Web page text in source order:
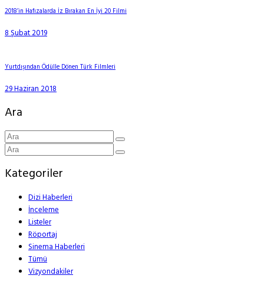
2018’in Hafızalarda İz Bırakan En İyi 20 Filmi
8 Şubat 2019
Yurtdışından Ödülle Dönen Türk Filmleri
29 Haziran 2018
Ara
Kategoriler
Dizi Haberleri
İnceleme
Listeler
Röportaj
Sinema Haberleri
Tümü
Vizyondakiler